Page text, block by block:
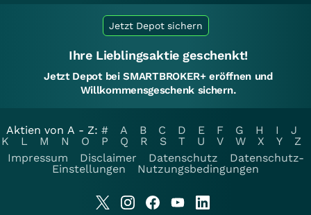
Jetzt Depot sichern
Ihre Lieblingsaktie geschenkt!
Jetzt Depot bei SMARTBROKER+ eröffnen und
Willkommensgeschenk sichern.
Aktien von A - Z: # A B C D E F G H I
J
K
L M N O P Q R S T U V W X Y
Z
Impressum
Disclaimer Datenschutz
Datenschutz-
Einstellungen
Nutzungsbedingungen